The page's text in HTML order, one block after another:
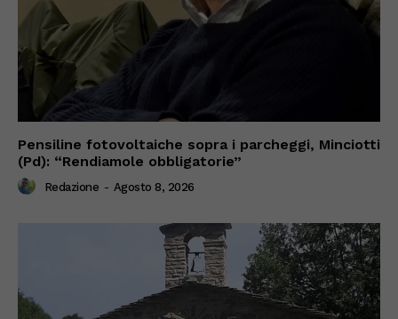
Pensiline fotovoltaiche sopra i parcheggi, Minciotti
(Pd): “Rendiamole obbligatorie”
Redazione - Agosto 8, 2026